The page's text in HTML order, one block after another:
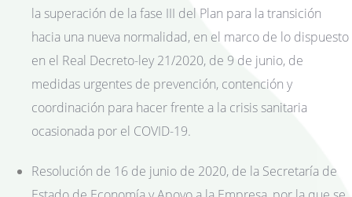
la superación de la fase III del Plan para la transición
hacia una nueva normalidad, en el marco de lo dispuesto
en el Real Decreto-ley 21/2020, de 9 de junio, de
medidas urgentes de prevención, contención y
coordinación para hacer frente a la crisis sanitaria
ocasionada por el COVID-19.
Resolución de 16 de junio de 2020, de la Secretaría de